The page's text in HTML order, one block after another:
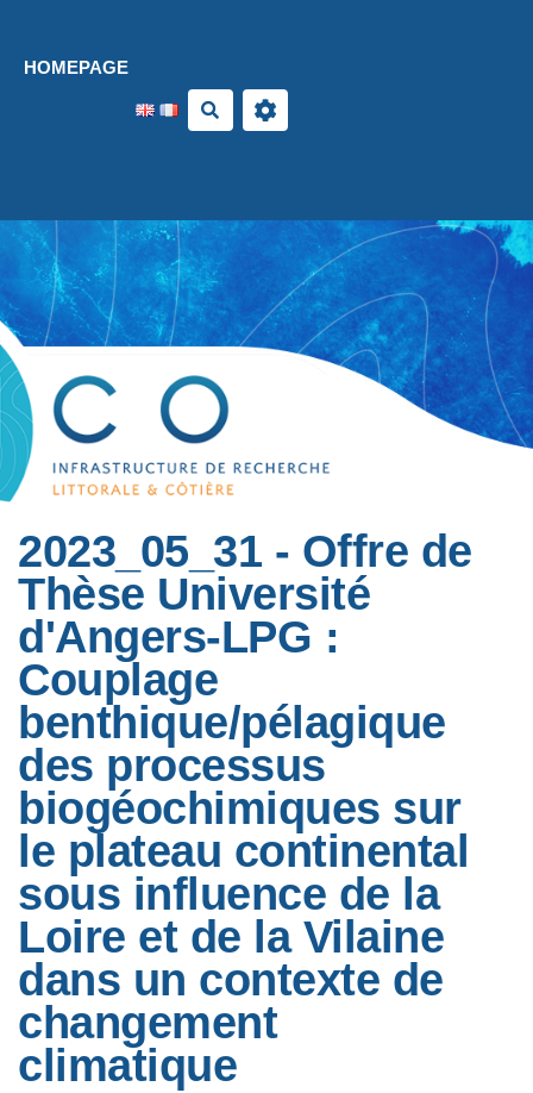
HOMEPAGE
Search
2023_05_31 - Offre de
Thèse Université
d'Angers-LPG :
Couplage
benthique/pélagique
des processus
biogéochimiques sur
le plateau continental
sous influence de la
Loire et de la Vilaine
dans un contexte de
changement
climatique